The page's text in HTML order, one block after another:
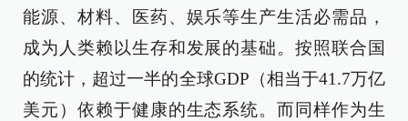
能源、材料、医药、娱乐等生产生活必需品，
成为人类赖以生存和发展的基础。按照联合国
的统计，超过一半的全球GDP（相当于41.7万亿
美元）依赖于健康的生态系统。而同样作为生